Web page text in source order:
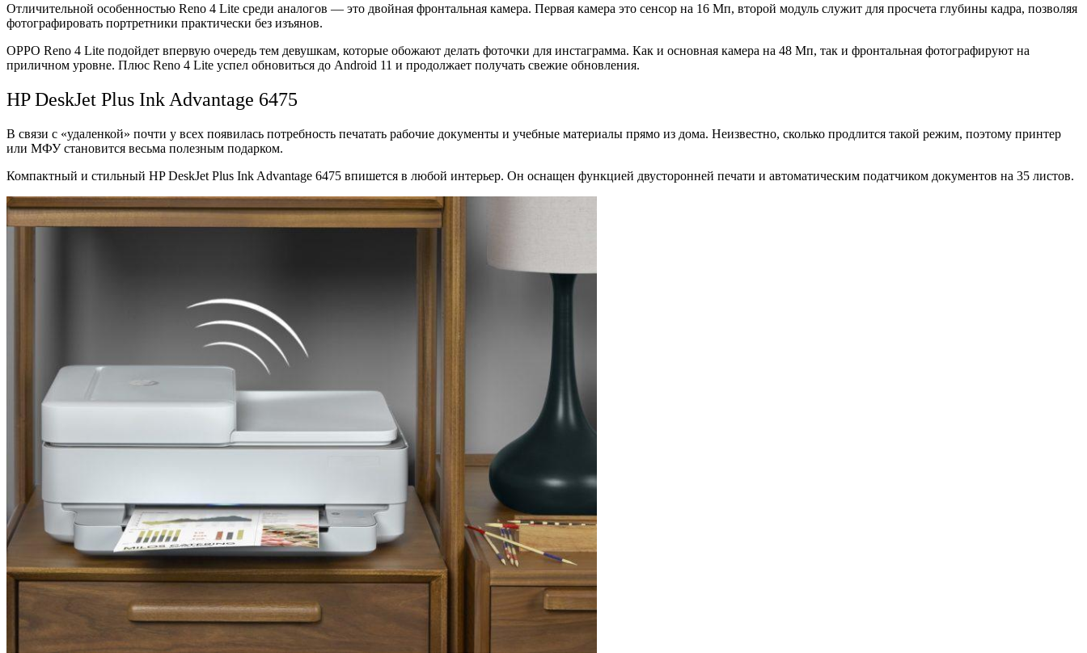
Отличительной особенностью Reno 4 Lite среди аналогов — это двойная фронтальная камера. Первая камера это сенсор на 16 Мп, второй модуль служит для просчета глубины кадра, позволяя
фотографировать портретники практически без изъянов.
OPPO Reno 4 Lite подойдет впервую очередь тем девушкам, которые обожают делать фоточки для инстаграмма. Как и основная камера на 48 Мп, так и фронтальная фотографируют на
приличном уровне. Плюс Reno 4 Lite успел обновиться до Android 11 и продолжает получать свежие обновления.
HP DeskJet Plus Ink Advantage 6475
В связи с «удаленкой» почти у всех появилась потребность печатать рабочие документы и учебные материалы прямо из дома. Неизвестно, сколько продлится такой режим, поэтому принтер
или МФУ становится весьма полезным подарком.
Компактный и стильный HP DeskJet Plus Ink Advantage 6475 впишется в любой интерьер. Он оснащен функцией двусторонней печати и автоматическим податчиком документов на 35 листов.